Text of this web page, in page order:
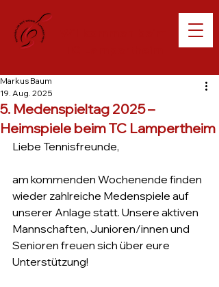
5. Medenspieltag 2025 –
Heimspiele beim TC Lampertheim
Markus Baum
19. Aug. 2025
Liebe Tennisfreunde,
am kommenden Wochenende finden
wieder zahlreiche Medenspiele auf
unserer Anlage statt. Unsere aktiven
Mannschaften, Junioren/innen und
Senioren freuen sich über eure
Unterstützung!